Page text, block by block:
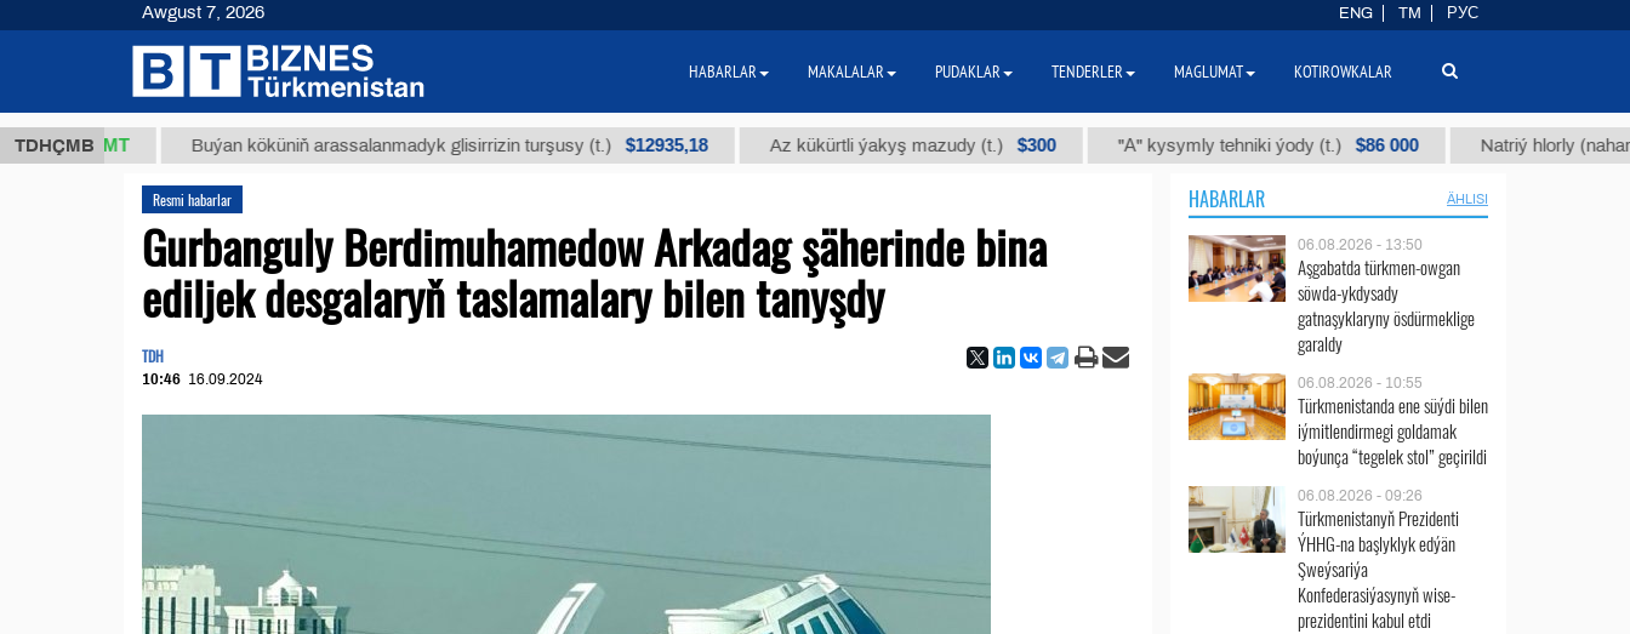
TDHÇMB
ТМТ Buýan köküniň arassalanmadyk glisirrizin turşusy (t.) $12935,18 Az kükürtli ýakyş mazudy (t.) $300 "А" kysymly tehniki ýody (t.) $86 000 Natriý hlorly (nahar duzy) (t.)
Resmi habarlar
Gurbanguly Berdimuhamedow Arkadag şäherinde bina
ediljek desgalaryň taslamalary bilen tanyşdy
TDH
10:46 16.09.2024
HABARLAR ÄHLISI
06.08.2026 - 13:50
Aşgabatda türkmen-owgan
söwda-ykdysady
gatnaşyklaryny ösdürmeklige
garaldy
06.08.2026 - 10:55
Türkmenistanda ene süýdi bilen
iýmitlendirmegi goldamak
boýunça “tegelek stol” geçirildi
06.08.2026 - 09:26
Türkmenistanyň Prezidenti
ÝHHG-na başlyklyk edýän
Şweýsariýa
Konfederasiýasynyň wise-
prezidentini kabul etdi
Awgust 7, 2026 ENG TM РУС
HABARLAR MAKALALAR PUDAKLAR TENDERLER MAGLUMAT KOTIROWKALAR